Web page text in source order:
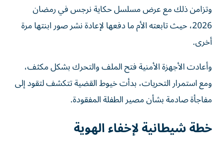
وتزامن ذلك مع عرض مسلسل حكاية نرجس في رمضان
2026، حيث تابعته الأم ما دفعها لإعادة نشر صور ابنتها مرة
أخرى.
وأعادت الأجهزة الأمنية فتح الملف والتحرك بشكل مكثف،
ومع استمرار التحريات، بدأت خيوط القضية تتكشف لتقود إلى
مفاجأة صادمة بشأن مصير الطفلة المفقودة.
خطة شيطانية لإخفاء الهوية